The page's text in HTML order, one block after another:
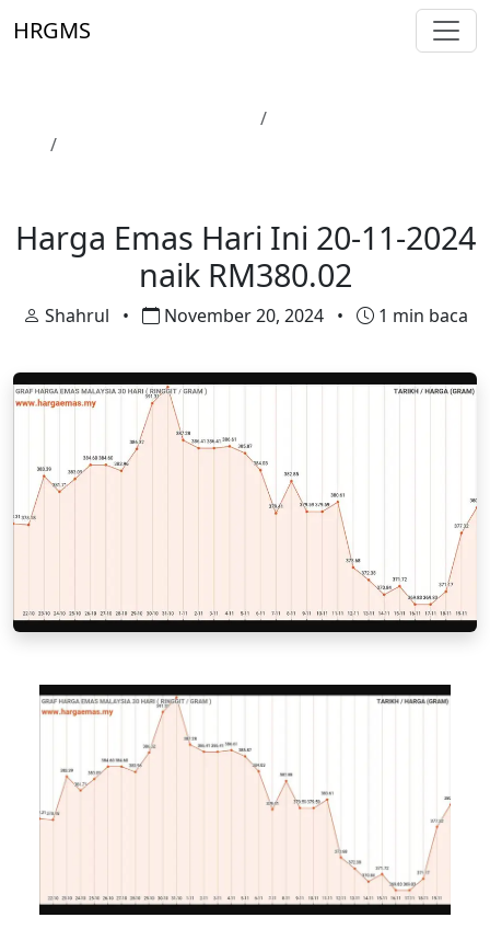
HRGMS
Harga Emas Hari Ini 20-11-2024
naik RM380.02
Shahrul • November 20, 2024 • 1 min baca